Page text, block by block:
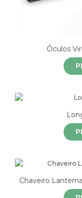
Óculos
Chaveiro